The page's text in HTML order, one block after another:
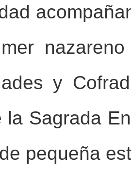
y
la Sagrada
pequeña